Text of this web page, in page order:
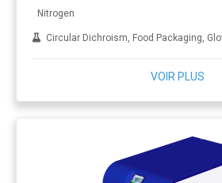
Nitrogen
Circular Dichroism, Food Packaging, Glove box, ICP, Laser cutting, LC-MS, NMR, Oil and gas, Pharmaceutical
VOIR PLUS